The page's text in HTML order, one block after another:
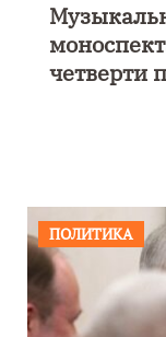
в четыре
ПОЛИТИКА